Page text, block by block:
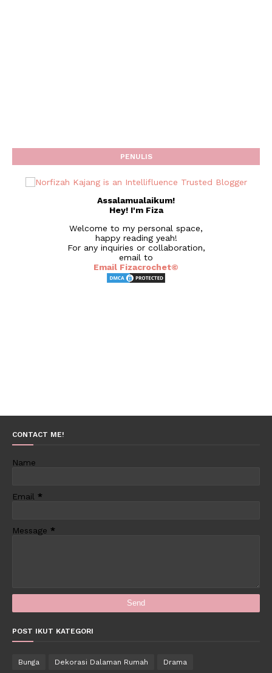
PENULIS
Assalamualaikum!
Hey! I'm Fiza
Welcome to my personal space,
happy reading yeah!
For any inquiries or collaboration,
email to
Email Fizacrochet©
CONTACT ME!
Name
Email *
Message *
POST IKUT KATEGORI
Bunga Dekorasi Dalaman Rumah Drama